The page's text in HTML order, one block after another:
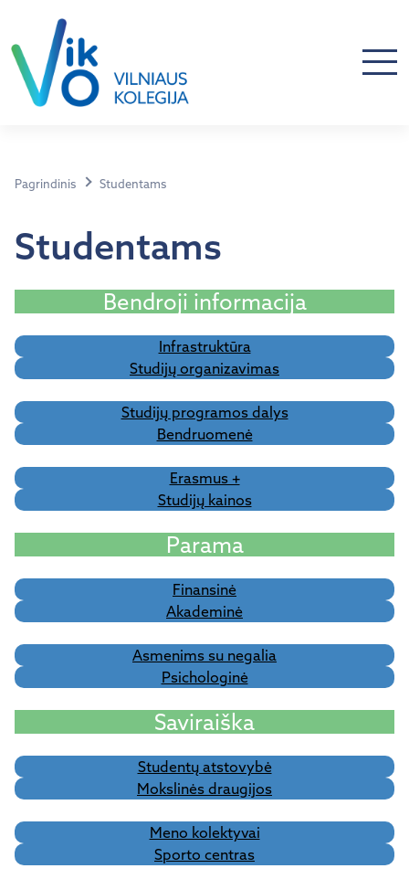
Pagrindinis Studentams
Studentams
Bendroji informacija
Infrastruktūra
Studijų organizavimas
Studijų programos dalys
Bendruomenė
Erasmus +
Studijų kainos
Parama
Finansinė
Akademinė
Asmenims su negalia
Psichologinė
Saviraiška
Studentų atstovybė
Mokslinės draugijos
Meno kolektyvai
Sporto centras